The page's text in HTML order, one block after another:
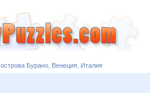
Бурано, Венеция, Италия